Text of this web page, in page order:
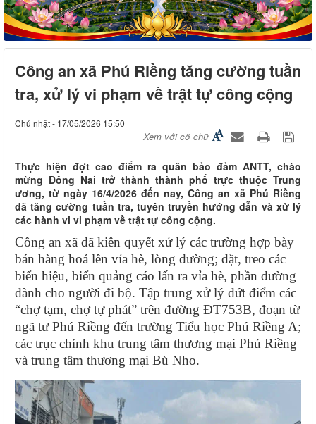
Công an xã Phú Riềng tăng cường tuần
tra, xử lý vi phạm về trật tự công cộng
Chủ nhật - 17/05/2026 15:50
Xem với cỡ chữ
Thực hiện đợt cao điểm ra quân bảo đảm ANTT, chào
mừng Đồng Nai trở thành thành phố trực thuộc Trung
ương, từ ngày 16/4/2026 đến nay, Công an xã Phú Riềng
đã tăng cường tuần tra, tuyên truyền hướng dẫn và xử lý
các hành vi vi phạm về trật tự công cộng.
Công an xã đã kiên quyết xử lý các trường hợp bày
bán hàng hoá lên vỉa hè, lòng đường; đặt, treo các
biển hiệu, biển quảng cáo lấn ra vỉa hè, phần đường
dành cho người đi bộ. Tập trung xử lý dứt điểm các
“chợ tạm, chợ tự phát” trên đường ĐT753B, đoạn từ
ngã tư Phú Riềng đến trường Tiểu học Phú Riềng A;
các trục chính khu trung tâm thương mại Phú Riềng
và trung tâm thương mại Bù Nho.